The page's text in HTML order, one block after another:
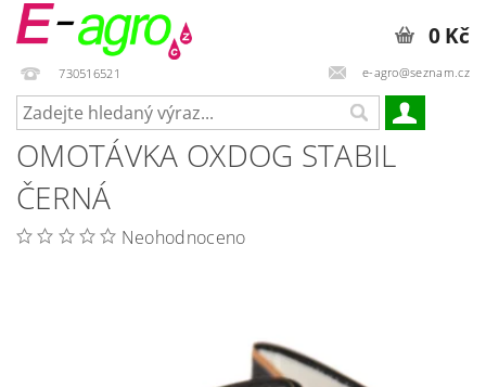
730516521 e-agro@seznam.cz
0 Kč
OMOTÁVKA OXDOG STABIL
ČERNÁ
Neohodnoceno